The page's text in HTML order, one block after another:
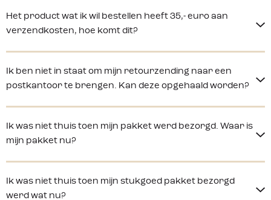
Het product wat ik wil bestellen heeft 35,- euro aan
verzendkosten, hoe komt dit?
Ik ben niet in staat om mijn retourzending naar een
postkantoor te brengen. Kan deze opgehaald worden?
Ik was niet thuis toen mijn pakket werd bezorgd. Waar is
mijn pakket nu?
Ik was niet thuis toen mijn stukgoed pakket bezorgd
werd wat nu?